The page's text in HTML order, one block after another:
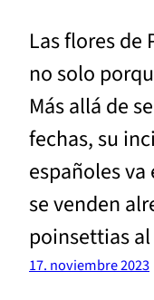
Las flores de
no solo
Más allá de
fechas, su
españoles
se venden
poinsettias
17. noviembre 2023